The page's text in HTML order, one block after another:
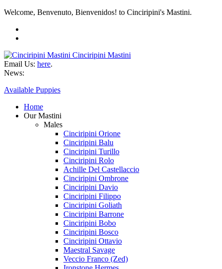
Welcome, Benvenuto, Bienvenidos! to Cinciripini's Mastini.
Cinciripini Mastini
Email Us: here.
News:
Available Puppies
Home
Our Mastini
Males
Cinciripini Orione
Cinciripini Balu
Cinciripini Turillo
Cinciripini Rolo
Achille Del Castellaccio
Cinciripini Ombrone
Cinciripini Davio
Cinciripini Filippo
Cinciripini Goliath
Cinciripini Barrone
Cinciripini Bobo
Cinciripini Bosco
Cinciripini Ottavio
Maestral Savage
Veccio Franco (Zed)